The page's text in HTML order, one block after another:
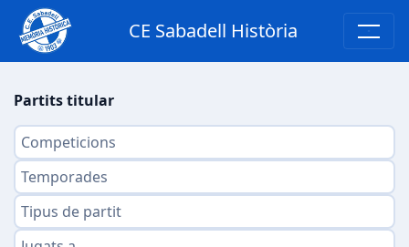
CE Sabadell Història
Partits titular